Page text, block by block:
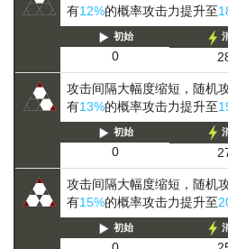
有12%的概率攻击力提升至
初始
0
攻击间隔大幅度缩短，随机
有13%的概率攻击力提升至
初始
0
攻击间隔大幅度缩短，随机
有15%的概率攻击力提升至
初始